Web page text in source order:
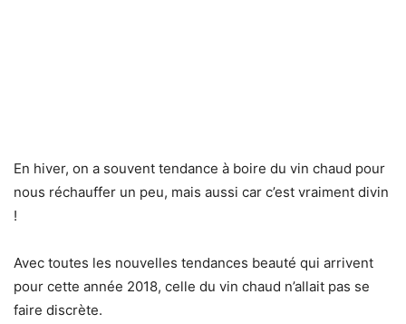
En hiver, on a souvent tendance à boire du vin chaud pour
nous réchauffer un peu, mais aussi car c’est vraiment divin
!
Avec toutes les nouvelles tendances beauté qui arrivent
pour cette année 2018, celle du vin chaud n’allait pas se
faire discrète.